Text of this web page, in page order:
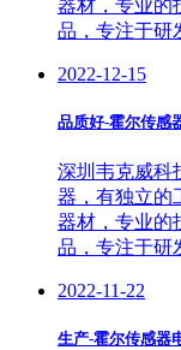
器材，专业的
品，专注于研
2022-12-15
品质好-霍尔传感
深圳韦克威科
器，有独立的
器材，专业的
品，专注于研
2022-11-22
生产-霍尔传感器